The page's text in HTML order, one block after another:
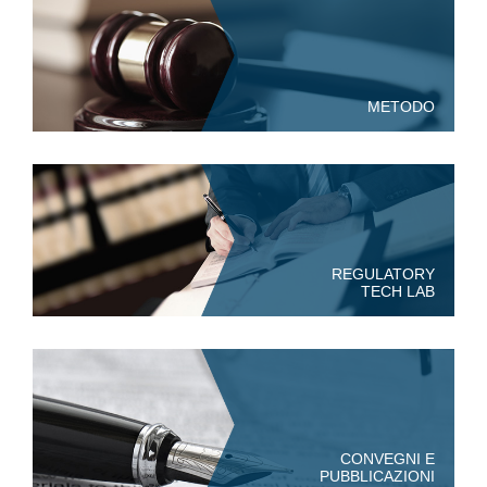
METODO
REGULATORY
TECH LAB
CONVEGNI E
PUBBLICAZIONI